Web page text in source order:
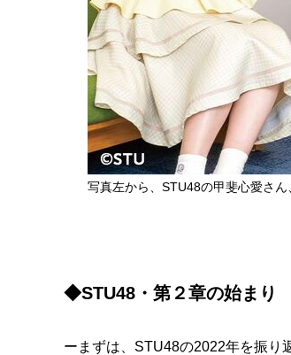
写真左から、STU48の甲斐心愛さ
◆STU48・第２章の始まり
ーまずは、STU48の2022年を振り